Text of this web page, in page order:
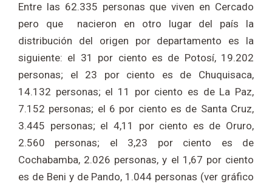
Entre las 62.335 personas que viven en Cercado
pero que nacieron en otro lugar del país la
distribución del origen por departamento es la
siguiente: el 31 por ciento es de Potosí, 19.202
personas; el 23 por ciento es de Chuquisaca,
14.132 personas; el 11 por ciento es de La Paz,
7.152 personas; el 6 por ciento es de Santa Cruz,
3.445 personas; el 4,11 por ciento es de Oruro,
2.560 personas; el 3,23 por ciento es de
Cochabamba, 2.026 personas, y el 1,67 por ciento
es de Beni y de Pando, 1.044 personas (ver gráfico